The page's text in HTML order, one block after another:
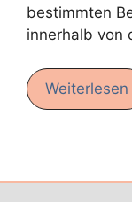
bestimmten
innerhalb von
Weiterlesen